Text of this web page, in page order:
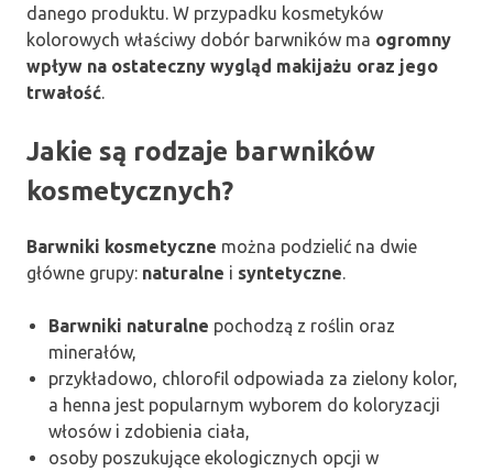
danego produktu. W przypadku kosmetyków
kolorowych właściwy dobór barwników ma ogromny
wpływ na ostateczny wygląd makijażu oraz jego
trwałość.
Jakie są rodzaje barwników
kosmetycznych?
Barwniki kosmetyczne można podzielić na dwie
główne grupy: naturalne i syntetyczne.
Barwniki naturalne pochodzą z roślin oraz
minerałów,
przykładowo, chlorofil odpowiada za zielony kolor,
a henna jest popularnym wyborem do koloryzacji
włosów i zdobienia ciała,
osoby poszukujące ekologicznych opcji w